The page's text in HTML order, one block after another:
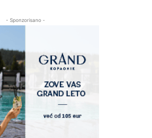
- Sponzorisano -